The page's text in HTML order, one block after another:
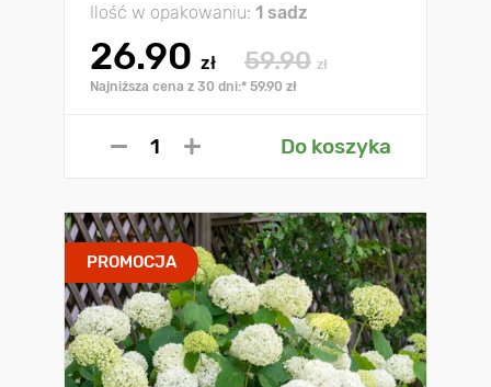
Ilość w opakowaniu: 1 sadz
26.90 zł 59.90 zł
Najniższa cena z 30 dni:* 59.90 zł
Do koszyka
PROMOCJA